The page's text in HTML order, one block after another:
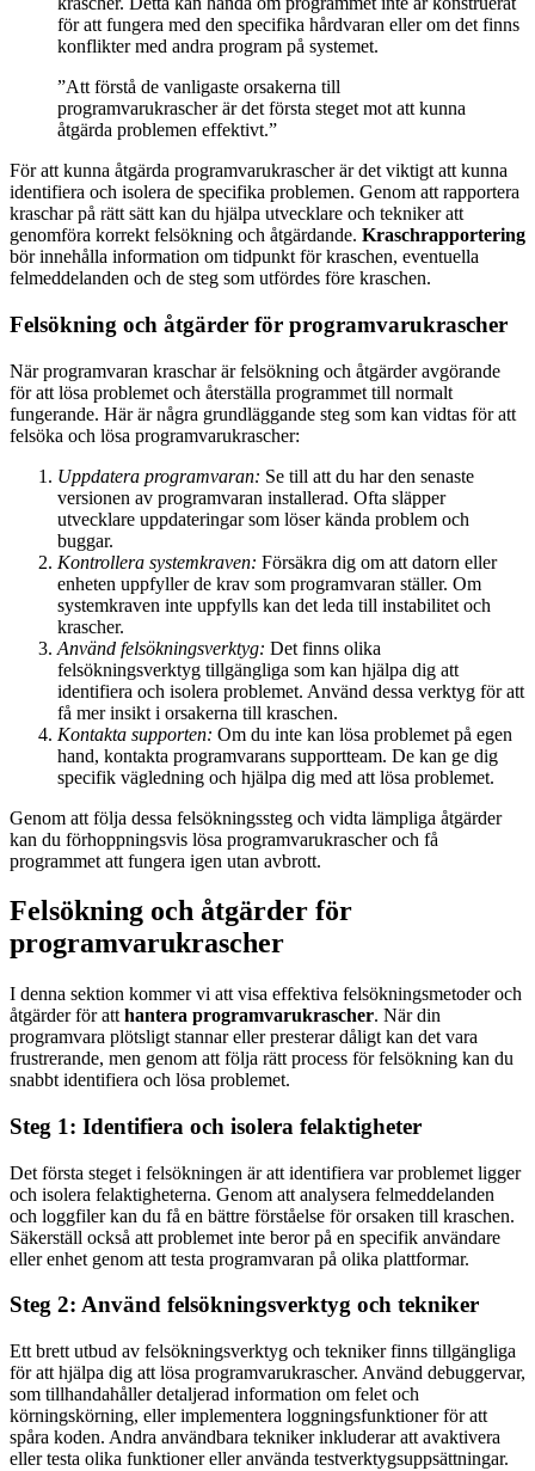
för att fungera med den specifika hårdvaran eller om det finns
konflikter med andra program på systemet.
”Att förstå de vanligaste orsakerna till
programvarukrascher är det första steget mot att kunna
åtgärda problemen effektivt.”
För att kunna åtgärda programvarukrascher är det viktigt att kunna
identifiera och isolera de specifika problemen. Genom att rapportera
kraschar på rätt sätt kan du hjälpa utvecklare och tekniker att
genomföra korrekt felsökning och åtgärdande. Kraschrapportering
bör innehålla information om tidpunkt för kraschen, eventuella
felmeddelanden och de steg som utfördes före kraschen.
Felsökning och åtgärder för programvarukrascher
När programvaran kraschar är felsökning och åtgärder avgörande
för att lösa problemet och återställa programmet till normalt
fungerande. Här är några grundläggande steg som kan vidtas för att
felsöka och lösa programvarukrascher:
Uppdatera programvaran: Se till att du har den senaste
versionen av programvaran installerad. Ofta släpper
utvecklare uppdateringar som löser kända problem och
buggar.
Kontrollera systemkraven: Försäkra dig om att datorn eller
enheten uppfyller de krav som programvaran ställer. Om
systemkraven inte uppfylls kan det leda till instabilitet och
krascher.
Använd felsökningsverktyg: Det finns olika
felsökningsverktyg tillgängliga som kan hjälpa dig att
identifiera och isolera problemet. Använd dessa verktyg för att
få mer insikt i orsakerna till kraschen.
Kontakta supporten: Om du inte kan lösa problemet på egen
hand, kontakta programvarans supportteam. De kan ge dig
specifik vägledning och hjälpa dig med att lösa problemet.
Genom att följa dessa felsökningssteg och vidta lämpliga åtgärder
kan du förhoppningsvis lösa programvarukrascher och få
programmet att fungera igen utan avbrott.
Felsökning och åtgärder för
programvarukrascher
I denna sektion kommer vi att visa effektiva felsökningsmetoder och
åtgärder för att hantera programvarukrascher. När din
programvara plötsligt stannar eller presterar dåligt kan det vara
frustrerande, men genom att följa rätt process för felsökning kan du
snabbt identifiera och lösa problemet.
Steg 1: Identifiera och isolera felaktigheter
Det första steget i felsökningen är att identifiera var problemet ligger
och isolera felaktigheterna. Genom att analysera felmeddelanden
och loggfiler kan du få en bättre förståelse för orsaken till kraschen.
Säkerställ också att problemet inte beror på en specifik användare
eller enhet genom att testa programvaran på olika plattformar.
Steg 2: Använd felsökningsverktyg och tekniker
Ett brett utbud av felsökningsverktyg och tekniker finns tillgängliga
för att hjälpa dig att lösa programvarukrascher. Använd debuggervar,
som tillhandahåller detaljerad information om felet och
körningskörning, eller implementera loggningsfunktioner för att
spåra koden. Andra användbara tekniker inkluderar att avaktivera
eller testa olika funktioner eller använda testverktygsuppsättningar.